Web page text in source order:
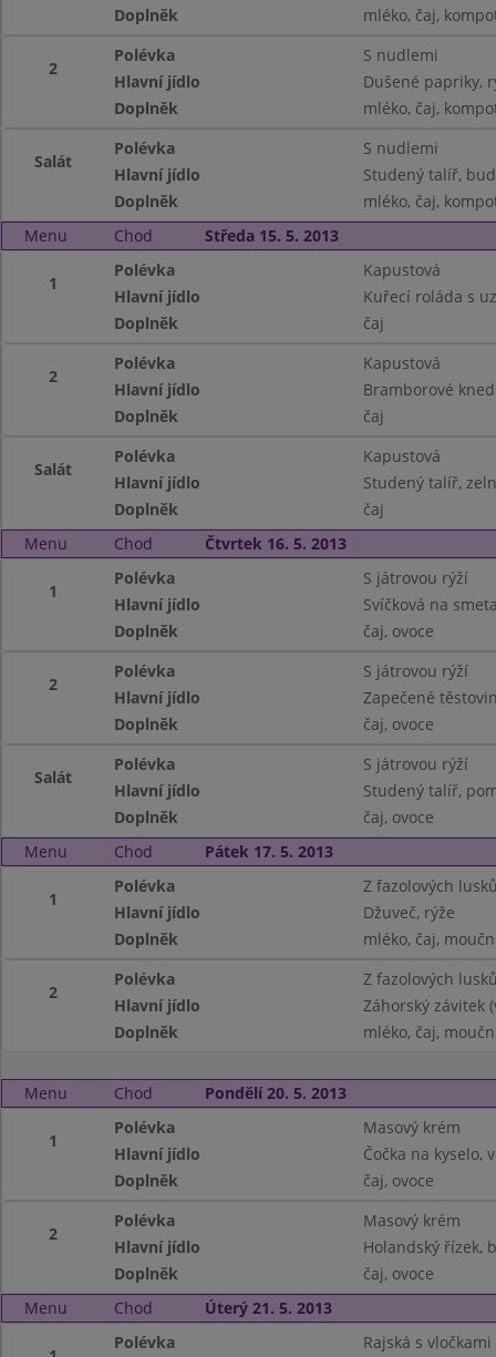
Doplněk
mléko, čaj,
2
Polévka
S nudlemi
Hlavní jídlo
Dušené papriky,
Doplněk
mléko, čaj,
Salát
Polévka
S nudlemi
Hlavní jídlo
Studený talíř,
Doplněk
mléko, čaj,
Menu
Chod Středa 15. 5. 2013
1
Polévka
Kapustová
Hlavní jídlo
Kuřecí roláda s
Doplněk
čaj
2
Polévka
Kapustová
Hlavní jídlo
Bramborové
Doplněk
čaj
Salát
Polévka
Kapustová
Hlavní jídlo
Studený talíř,
Doplněk
čaj
Menu
Chod Čtvrtek 16. 5. 2013
1
Polévka
S játrovou rýží
Hlavní jídlo
Svíčková na
Doplněk
čaj, ovoce
2
Polévka
S játrovou rýží
Hlavní jídlo
Zapečené
Doplněk
čaj, ovoce
Salát
Polévka
S játrovou rýží
Hlavní jídlo
Studený talíř,
Doplněk
čaj, ovoce
Menu
Chod Pátek 17. 5. 2013
1
Polévka
Z fazolových
Hlavní jídlo
Džuveč, rýže
Doplněk
mléko, čaj,
2
Polévka
Z fazolových
Hlavní jídlo
Záhorský závitek
Doplněk
mléko, čaj,
Menu Chod Pondělí 20. 5. 2013
1
Polévka
Masový krém
Hlavní jídlo
Čočka na kyselo,
Doplněk
čaj, ovoce
2
Polévka
Masový krém
Hlavní jídlo
Holandský řízek,
Doplněk
čaj, ovoce
Menu
Chod Úterý 21. 5. 2013
Polévka Rajská s vločkami